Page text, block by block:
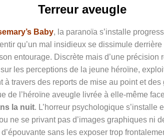
Terreur aveugle
Baby, la paranoïa s’installe
qu’un mal insidieux se dissimule
entourage. Discrète mais d’une précision
les perceptions de la jeune héroïne,
à travers des reports de mise au point et
de l’héroïne aveugle livrée à elle-même
la nuit. L’horreur psychologique s’installe
ne se privant pas d’images graphiques ni
sans les exposer trop